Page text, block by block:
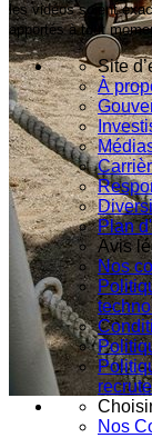
les vidéos soient
apportés à tout
Site
À
Plan
Avis
Nos
Nos